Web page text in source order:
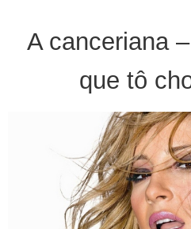
A canceriana
que tô